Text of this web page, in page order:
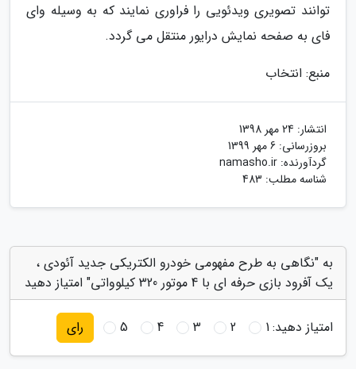
توانند تصویری ویدئویی را فراوری نمایند که به وسیله وای
فای به صفحه نمایش درایور منتقل می گردد.
منبع: انتخاب
انتشار: 24 مهر 1398
بروزرسانی: 6 مهر 1399
گردآورنده: namasho.ir
شناسه مطلب: 483
به "نگاهی به طرح مفهومی خودرو الکتریکی جدید آئودی ،
یک آفرود بازی حرفه ای با 4 موتور 320 کیلوواتی" امتیاز دهید
امتیاز دهید:1
2
3
4
5 رای